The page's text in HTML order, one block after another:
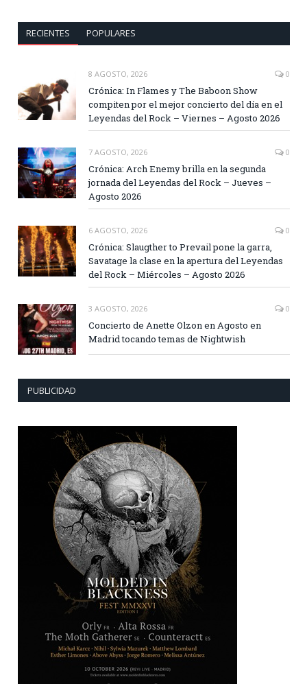
RECIENTES POPULARES
8 AGOSTO, 2026 0
Crónica: In Flames y The Baboon Show
compiten por el mejor concierto del día en el
Leyendas del Rock – Viernes – Agosto 2026
7 AGOSTO, 2026 0
Crónica: Arch Enemy brilla en la segunda
jornada del Leyendas del Rock – Jueves –
Agosto 2026
6 AGOSTO, 2026 0
Crónica: Slaugther to Prevail pone la garra,
Savatage la clase en la apertura del Leyendas
del Rock – Miércoles – Agosto 2026
3 AGOSTO, 2026 0
Concierto de Anette Olzon en Agosto en
Madrid tocando temas de Nightwish
PUBLICIDAD